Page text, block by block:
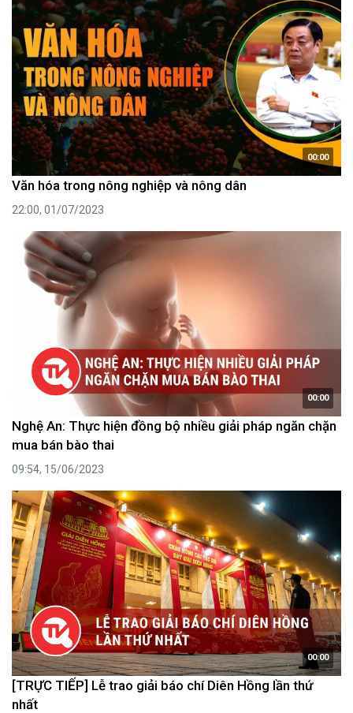
00:00
Văn hóa trong nông nghiệp và nông dân
22:00, 01/07/2023
00:00
Nghệ An: Thực hiện đồng bộ nhiều giải pháp ngăn chặn
mua bán bào thai
09:54, 15/06/2023
00:00
[TRỰC TIẾP] Lễ trao giải báo chí Diên Hồng lần thứ
nhất